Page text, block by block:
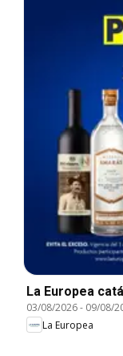
La Europea
03/08/2026- 09/08/
La Europea